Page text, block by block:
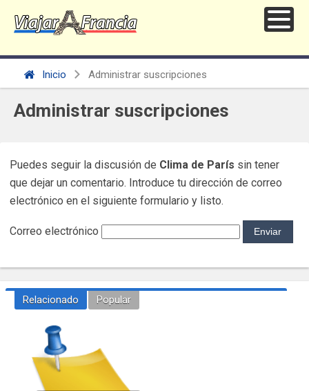
Inicio Administrar suscripciones
Administrar suscripciones
Puedes seguir la discusión de Clima de París sin tener
que dejar un comentario. Introduce tu dirección de correo
electrónico en el siguiente formulario y listo.
Correo electrónico
Relacionado Popular